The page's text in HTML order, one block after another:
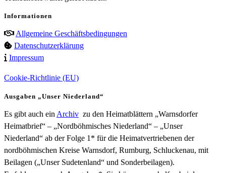
Informationen
Allgemeine Geschäftsbedingungen
Datenschutzerklärung
Impressum
Cookie-Richtlinie (EU)
Ausgaben „Unser Niederland“
Es gibt auch ein Archiv zu den Heimatblättern „Warnsdorfer
Heimatbrief“ – „Nordböhmisches Niederland“ – „Unser
Niederland“ ab der Folge 1* für die Heimatvertriebenen der
nordböhmischen Kreise Warnsdorf, Rumburg, Schluckenau, mit
Beilagen („Unser Sudetenland“ und Sonderbeilagen).